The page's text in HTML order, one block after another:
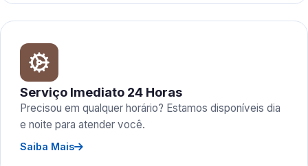
Serviço Imediato 24 Horas
Precisou em qualquer horário? Estamos disponíveis dia
e noite para atender você.
Saiba Mais